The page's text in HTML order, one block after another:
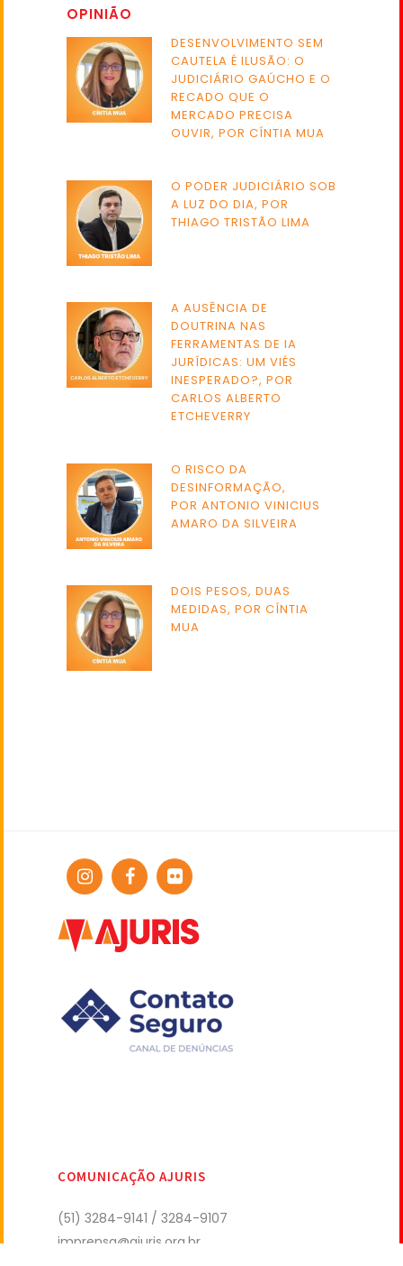
OPINIÃO
DESENVOLVIMENTO SEM
CAUTELA É ILUSÃO: O
JUDICIÁRIO GAÚCHO E O
RECADO QUE O
MERCADO PRECISA
OUVIR, POR CÍNTIA MUA
O PODER JUDICIÁRIO SOB
A LUZ DO DIA, POR
THIAGO TRISTÃO LIMA
A AUSÊNCIA DE
DOUTRINA NAS
FERRAMENTAS DE IA
JURÍDICAS: UM VIÉS
INESPERADO?, POR
CARLOS ALBERTO
ETCHEVERRY
O RISCO DA
DESINFORMAÇÃO,
POR ANTONIO VINICIUS
AMARO DA SILVEIRA
DOIS PESOS, DUAS
MEDIDAS, POR CÍNTIA
MUA
COMUNICAÇÃO AJURIS
(51) 3284-9141 / 3284-9107
imprensa@ajuris.org.br